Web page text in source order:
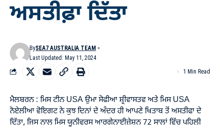
ਅਸਤੀਫ਼ਾ ਦਿੱਤਾ
Last Updated: May 11, 2024
BySEA7 AUSTRALIA TEAM
1 Min Read
ਮੈਲਬਰਨ : ਮਿਸ ਟੀਨ USA ਉਮਾ ਸੋਫੀਆ ਸ਼੍ਰੀਵਾਸਤਵ ਅਤੇ ਮਿਸ USA
ਨੋਏਲੀਆ ਵੋਇਗਟ ਨੇ ਕੁਝ ਦਿਨਾਂ ਦੇ ਅੰਦਰ ਹੀ ਆਪਣੇ ਖਿਤਾਬ ਤੋਂ ਅਸਤੀਫਾ ਦੇ
ਦਿੱਤਾ, ਜਿਸ ਨਾਲ ਮਿਸ ਯੂਨੀਵਰਸ ਆਰਗੇਨਾਈਜ਼ੇਸ਼ਨ 72 ਸਾਲਾਂ ਵਿੱਚ ਪਹਿਲੀ